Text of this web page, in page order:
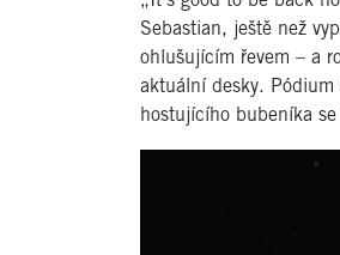
Sebastian, ještě než
ohlušujícím řevem – a
aktuální desky. Pódium
hostujícího bubeníka